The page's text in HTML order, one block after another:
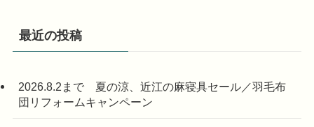
最近の投稿
2026.8.2まで 夏の涼、近江の麻寝具セール／羽毛布
団リフォームキャンペーン